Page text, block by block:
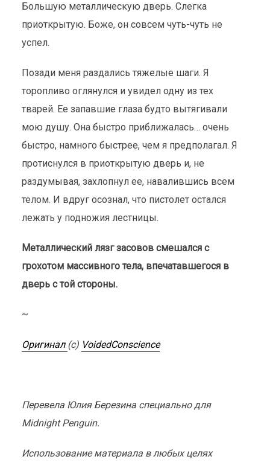
Большую металлическую дверь. Слегка
приоткрытую. Боже, он совсем чуть-чуть не
успел.
Позади меня раздались тяжелые шаги. Я
торопливо оглянулся и увидел одну из тех
тварей. Ее запавшие глаза будто вытягивали
мою душу. Она быстро приближалась… очень
быстро, намного быстрее, чем я предполагал. Я
протиснулся в приоткрытую дверь и, не
раздумывая, захлопнул ее, навалившись всем
телом. И вдруг осознал, что пистолет остался
лежать у подножия лестницы.
Металлический лязг засовов смешался с
грохотом массивного тела, впечатавшегося в
дверь с той стороны.
~
Оригинал (с) VoidedConscience
Перевела Юлия Березина специально для
Midnight Penguin.
Использование материала в любых целях